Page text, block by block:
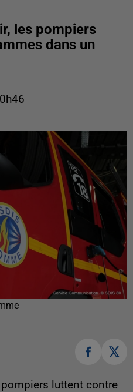
les pompiers
dans un
luttent contre